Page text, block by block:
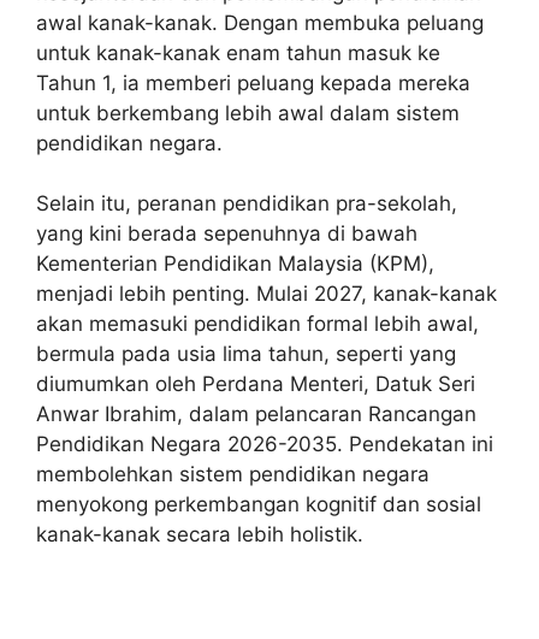
awal kanak-kanak. Dengan membuka peluang
untuk kanak-kanak enam tahun masuk ke
Tahun 1, ia memberi peluang kepada mereka
untuk berkembang lebih awal dalam sistem
pendidikan negara.
Selain itu, peranan pendidikan pra-sekolah,
yang kini berada sepenuhnya di bawah
Kementerian Pendidikan Malaysia (KPM),
menjadi lebih penting. Mulai 2027, kanak-kanak
akan memasuki pendidikan formal lebih awal,
bermula pada usia lima tahun, seperti yang
diumumkan oleh Perdana Menteri, Datuk Seri
Anwar Ibrahim, dalam pelancaran Rancangan
Pendidikan Negara 2026-2035. Pendekatan ini
membolehkan sistem pendidikan negara
menyokong perkembangan kognitif dan sosial
kanak-kanak secara lebih holistik.